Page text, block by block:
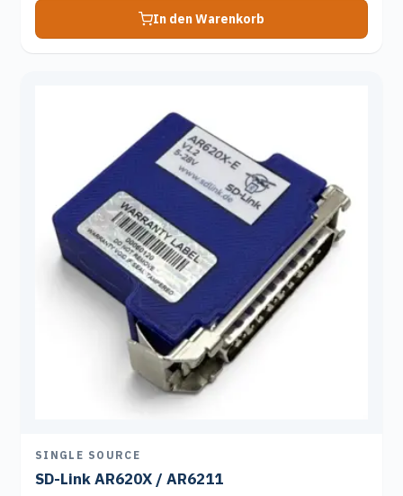
In den Warenkorb
SINGLE SOURCE
SD-Link AR620X / AR6211